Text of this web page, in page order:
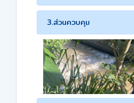
3.ส่วนควบคุม